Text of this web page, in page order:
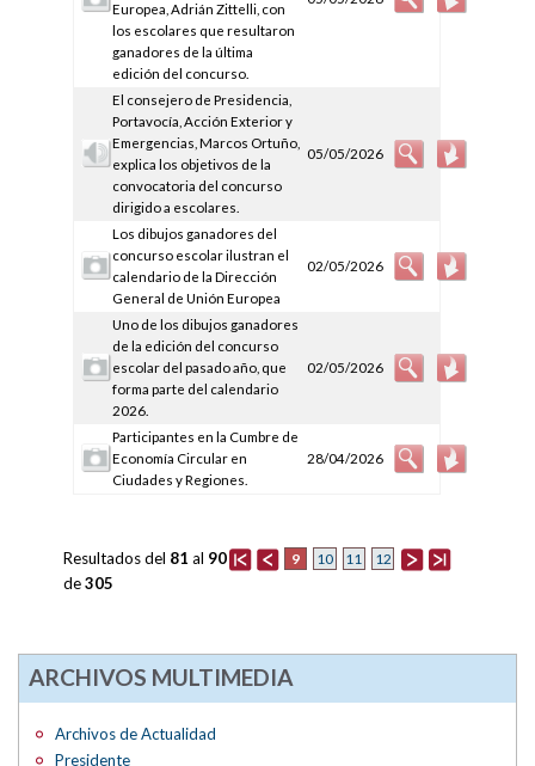
Europea, Adrián Zittelli, con
los escolares que resultaron
ganadores de la última
edición del concurso.
El consejero de Presidencia,
Portavocía, Acción Exterior y
Emergencias, Marcos Ortuño,
explica los objetivos de la
convocatoria del concurso
dirigido a escolares.
05/05/2026
Los dibujos ganadores del
concurso escolar ilustran el
calendario de la Dirección
General de Unión Europea
02/05/2026
Uno de los dibujos ganadores
de la edición del concurso
escolar del pasado año, que
forma parte del calendario
2026.
02/05/2026
Participantes en la Cumbre de
Economía Circular en
Ciudades y Regiones.
28/04/2026
9 10 11 12
Resultados del 81 al 90
de305
ARCHIVOS MULTIMEDIA
Archivos de Actualidad
Presidente